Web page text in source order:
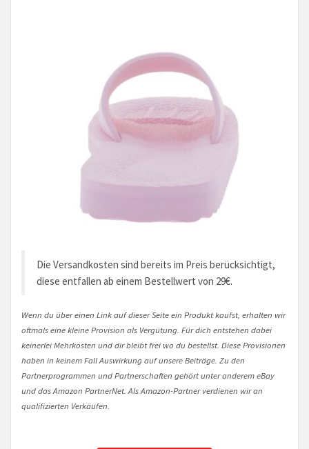
Die Versandkosten sind bereits im Preis berücksichtigt,
diese entfallen ab einem Bestellwert von 29€.
Wenn du über einen Link auf dieser Seite ein Produkt kaufst, erhalten wir
oftmals eine kleine Provision als Vergütung. Für dich entstehen dabei
keinerlei Mehrkosten und dir bleibt frei wo du bestellst. Diese Provisionen
haben in keinem Fall Auswirkung auf unsere Beiträge. Zu den
Partnerprogrammen und Partnerschaften gehört unter anderem eBay
und das Amazon PartnerNet. Als Amazon-Partner verdienen wir an
qualifizierten Verkäufen.